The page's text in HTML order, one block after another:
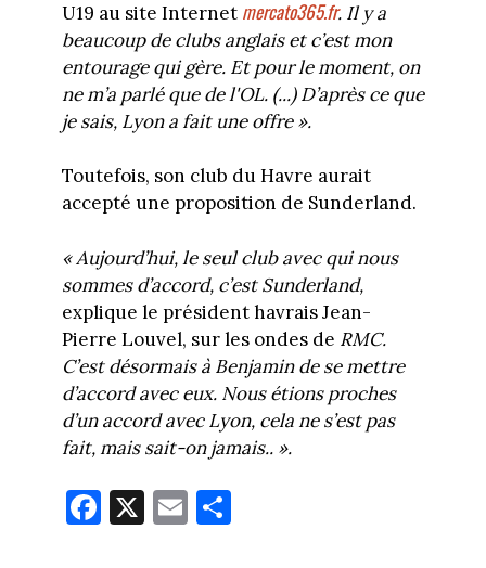
U19 au site Internet mercato365.fr. Il y a
beaucoup de clubs anglais et c’est mon
entourage qui gère. Et pour le moment, on
ne m’a parlé que de l'OL. (...) D’après ce que
je sais, Lyon a fait une offre ».
Toutefois, son club du Havre aurait
accepté une proposition de Sunderland.
« Aujourd’hui, le seul club avec qui nous
sommes d’accord, c’est Sunderland,
explique le président havrais Jean-
Pierre Louvel, sur les ondes de RMC.
C’est désormais à Benjamin de se mettre
d’accord avec eux. Nous étions proches
d’un accord avec Lyon, cela ne s’est pas
fait, mais sait-on jamais.. ».
Fa
ce
X E
m
Pa
rt